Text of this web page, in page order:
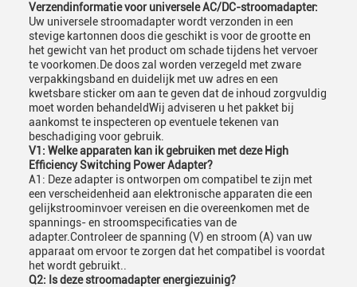
Verzendinformatie voor universele AC/DC-stroomadapter:
Uw universele stroomadapter wordt verzonden in een
stevige kartonnen doos die geschikt is voor de grootte en
het gewicht van het product om schade tijdens het vervoer
te voorkomen.De doos zal worden verzegeld met zware
verpakkingsband en duidelijk met uw adres en een
kwetsbare sticker om aan te geven dat de inhoud zorgvuldig
moet worden behandeldWij adviseren u het pakket bij
aankomst te inspecteren op eventuele tekenen van
beschadiging voor gebruik.
V1: Welke apparaten kan ik gebruiken met deze High
Efficiency Switching Power Adapter?
A1: Deze adapter is ontworpen om compatibel te zijn met
een verscheidenheid aan elektronische apparaten die een
gelijkstroominvoer vereisen en die overeenkomen met de
spannings- en stroomspecificaties van de
adapter.Controleer de spanning (V) en stroom (A) van uw
apparaat om ervoor te zorgen dat het compatibel is voordat
het wordt gebruikt..
Q2: Is deze stroomadapter energiezuinig?